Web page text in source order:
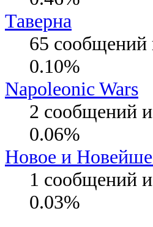
Таверна
65 сообщений
0.10%
Napoleonic Wars
2 сообщений
0.06%
Новое и
1 сообщений
0.03%